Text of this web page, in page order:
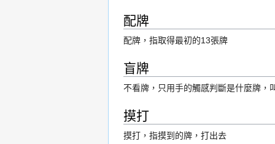
配牌
配牌，指取得最初的13張牌
盲牌
不看牌，只用手的觸感判斷是什麼牌，
摸打
摸打，指摸到的牌，打出去